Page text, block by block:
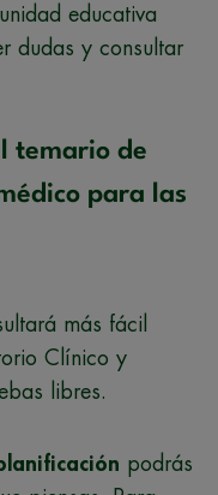
educativa
dudas y consultar
temario de
para las
más fácil
Clínico y
libres.
podrás